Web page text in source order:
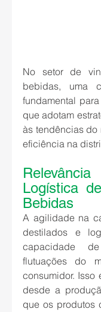
No setor de
bebidas, uma
fundamental
que adotam
às tendências
eficiência na
Logística
Bebidas
A agilidade na
destilados e
capacidade
flutuações do
consumidor. Isso
desde a
que os produtos